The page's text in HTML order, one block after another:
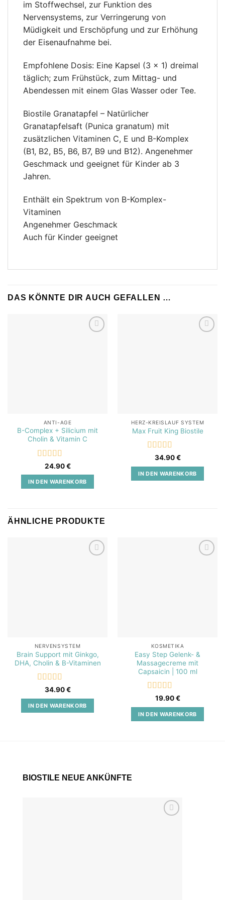
im Stoffwechsel, zur Funktion des
Nervensystems, zur Verringerung von
Müdigkeit und Erschöpfung und zur Erhöhung
der Eisenaufnahme bei.
Empfohlene Dosis: Eine Kapsel (3 × 1) dreimal
täglich; zum Frühstück, zum Mittag- und
Abendessen mit einem Glas Wasser oder Tee.
Biostile Granatapfel – Natürlicher
Granatapfelsaft (Punica granatum) mit
zusätzlichen Vitaminen C, E und B-Komplex
(B1, B2, B5, B6, B7, B9 und B12). Angenehmer
Geschmack und geeignet für Kinder ab 3
Jahren.
Enthält ein Spektrum von B-Komplex-
Vitaminen
Angenehmer Geschmack
Auch für Kinder geeignet
DAS KÖNNTE DIR AUCH GEFALLEN …
ANTI-AGE
B-Complex + Silicium mit
Cholin & Vitamin C
Bewertet
mit5von 5
24.90€
IN DEN WARENKORB
HERZ-KREISLAUF SYSTEM
Max Fruit King Biostile
Bewertet
mit5von 5
34.90€
IN DEN WARENKORB
ÄHNLICHE PRODUKTE
NERVENSYSTEM
Brain Support mit Ginkgo,
DHA, Cholin & B-Vitaminen
Bewertet
mit5von 5
34.90€
IN DEN WARENKORB
KOSMETIKA
Easy Step Gelenk- &
Massagecreme mit
Capsaicin | 100 ml
Bewertet
mit5von 5
19.90€
IN DEN WARENKORB
BIOSTILE NEUE ANKÜNFTE